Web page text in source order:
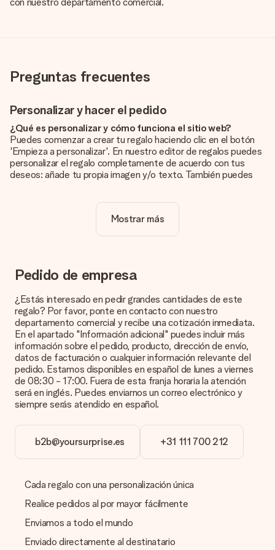
Preguntas frecuentes
Personalizar y hacer el pedido
¿Qué es personalizar y cómo funciona el sitio web?
Puedes comenzar a crear tu regalo haciendo clic en el botón
'Empieza a personalizar'. En nuestro editor de regalos puedes
personalizar el regalo completamente de acuerdo con tus
deseos: añade tu propia imagen y/o texto. También puedes
¿La personalización está incluida en el precio?
El precio que se muestra en el sitio web incluye la
¿Cómo puedo saber si mi imagen tiene la calidad
adecuada?
satisfecho con tu regalo. Por eso es importante utilizar fotos
de alta calidad. Si no estás seguro de la calidad de la imagen,
ponte en contacto con nuestro equipo de atención al cliente e
incluye la foto junto con el regalo que te interesa encargar.
Ellos podrán comprobar la calidad por ti.
¿Qué formatos puedo cargar?
Puedes carga archivos JPG y PNG en nuestro editor. ¿Es
esto demasiado técnico o tienes una imagen de un formato
diferente que te gustaría usar? Ponte en contacto con
encantados de ayudarte para que puedas crear el regalo que
deseas!
disponible?
¿Estás buscando un regalo específico o un regalo en un color
específico, pero no aparece en el sitio web? Ponte en
contacto con nuestro equipo de servicio al cliente; ¡Nos
encantará ayudarte!
Mostrar más
Pedido de empresa
¿Estás interesado en pedir grandes cantidades de este
regalo? Por favor, ponte en contacto con nuestro
departamento comercial y recibe una cotización inmediata.
En el apartado "Información adicional" puedes incluir más
información sobre el pedido, producto, dirección de envío,
datos de facturación o cualquier información relevante del
pedido. Estamos disponibles en español de lunes a viernes
de 08:30 - 17:00. Fuera de esta franja horaria la atención
será en inglés. Puedes enviarnos un correo electrónico y
siempre serás atendido en español.
b2b@yoursurprise.es +31 111 700 212
Cada regalo con una personalización única
Realice pedidos al por mayor fácilmente
Enviamos a todo el mundo
Enviado directamente al destinatario